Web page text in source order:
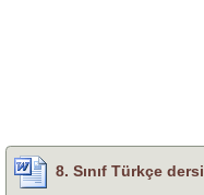
8. Sınıf Türkçe